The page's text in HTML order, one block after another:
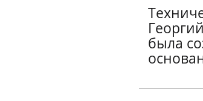
была